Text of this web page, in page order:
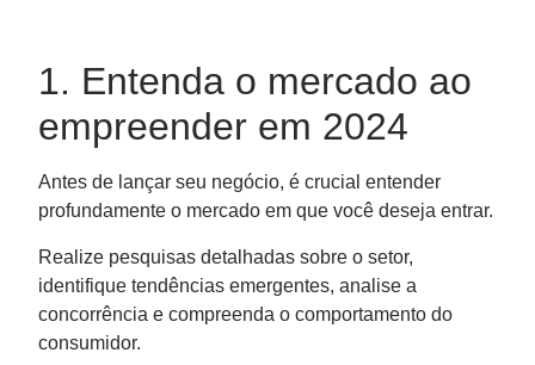
1. Entenda o mercado ao
empreender em 2024
Antes de lançar seu negócio, é crucial entender
profundamente o mercado em que você deseja entrar.
Realize pesquisas detalhadas sobre o setor,
identifique tendências emergentes, analise a
concorrência e compreenda o comportamento do
consumidor.